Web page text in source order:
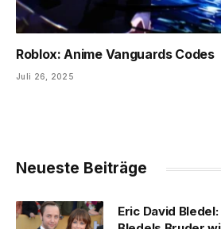
Roblox: Anime Vanguards Codes
Juli 26, 2025
Neueste Beiträge
Eric David